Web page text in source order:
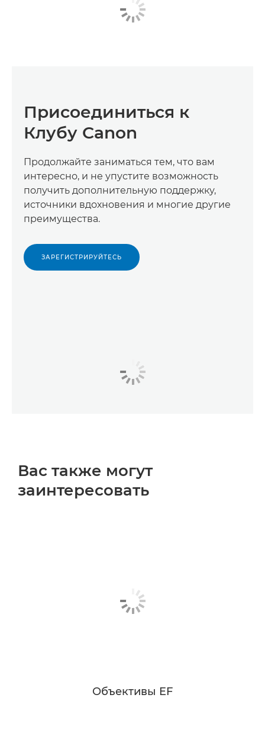
Присоединиться к
Клубу Canon
Продолжайте заниматься тем, что вам
интересно, и не упустите возможность
получить дополнительную поддержку,
источники вдохновения и многие другие
преимущества.
ЗАРЕГИСТРИРУЙТЕСЬ
Вас также могут
заинтересовать
Объективы EF